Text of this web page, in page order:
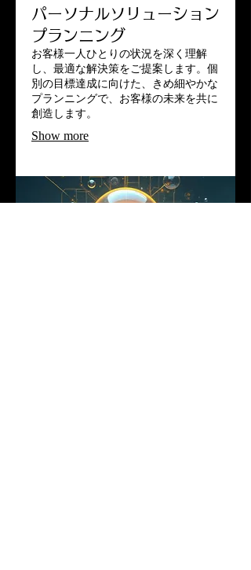
パーソナルソリューション
プランニング
お客様一人ひとりの状況を深く理解
し、最適な解決策をご提案します。個
別の目標達成に向けた、きめ細やかな
プランニングで、お客様の未来を共に
創造します。
Show more